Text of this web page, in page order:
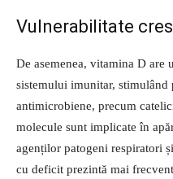
Vulnerabilitate
De asemenea, vitamina D are
sistemului imunitar, stimulând
antimicrobiene, precum
molecule sunt implicate în
agenților patogeni respiratori
cu deficit prezintă mai